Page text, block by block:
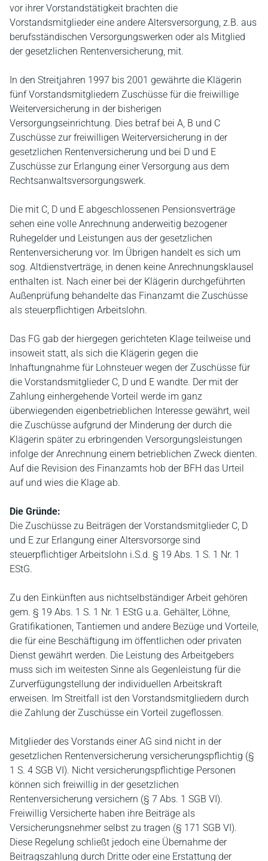
vor ihrer Vorstandstätigkeit brachten die
Vorstandsmitglieder eine andere Altersversorgung, z.B. aus
berufsständischen Versorgungswerken oder als Mitglied
der gesetzlichen Rentenversicherung, mit.
In den Streitjahren 1997 bis 2001 gewährte die Klägerin
fünf Vorstandsmitgliedern Zuschüsse für die freiwillige
Weiterversicherung in der bisherigen
Versorgungseinrichtung. Dies betraf bei A, B und C
Zuschüsse zur freiwilligen Weiterversicherung in der
gesetzlichen Rentenversicherung und bei D und E
Zuschüsse zur Erlangung einer Versorgung aus dem
Rechtsanwaltsversorgungswerk.
Die mit C, D und E abgeschlossenen Pensionsverträge
sehen eine volle Anrechnung anderweitig bezogener
Ruhegelder und Leistungen aus der gesetzlichen
Rentenversicherung vor. Im Übrigen handelt es sich um
sog. Altdienstverträge, in denen keine Anrechnungsklausel
enthalten ist. Nach einer bei der Klägerin durchgeführten
Außenprüfung behandelte das Finanzamt die Zuschüsse
als steuerpflichtigen Arbeitslohn.
Das FG gab der hiergegen gerichteten Klage teilweise und
insoweit statt, als sich die Klägerin gegen die
Inhaftungnahme für Lohnsteuer wegen der Zuschüsse für
die Vorstandsmitglieder C, D und E wandte. Der mit der
Zahlung einhergehende Vorteil werde im ganz
überwiegenden eigenbetrieblichen Interesse gewährt, weil
die Zuschüsse aufgrund der Minderung der durch die
Klägerin später zu erbringenden Versorgungsleistungen
infolge der Anrechnung einem betrieblichen Zweck dienten.
Auf die Revision des Finanzamts hob der BFH das Urteil
auf und wies die Klage ab.
Die Gründe:
Die Zuschüsse zu Beiträgen der Vorstandsmitglieder C, D
und E zur Erlangung einer Altersvorsorge sind
steuerpflichtiger Arbeitslohn i.S.d. § 19 Abs. 1 S. 1 Nr. 1
EStG.
Zu den Einkünften aus nichtselbständiger Arbeit gehören
gem. § 19 Abs. 1 S. 1 Nr. 1 EStG u.a. Gehälter, Löhne,
Gratifikationen, Tantiemen und andere Bezüge und Vorteile,
die für eine Beschäftigung im öffentlichen oder privaten
Dienst gewährt werden. Die Leistung des Arbeitgebers
muss sich im weitesten Sinne als Gegenleistung für die
Zurverfügungstellung der individuellen Arbeitskraft
erweisen. Im Streitfall ist den Vorstandsmitgliedern durch
die Zahlung der Zuschüsse ein Vorteil zugeflossen.
Mitglieder des Vorstands einer AG sind nicht in der
gesetzlichen Rentenversicherung versicherungspflichtig (§
1 S. 4 SGB VI). Nicht versicherungspflichtige Personen
können sich freiwillig in der gesetzlichen
Rentenversicherung versichern (§ 7 Abs. 1 SGB VI).
Freiwillig Versicherte haben ihre Beiträge als
Versicherungsnehmer selbst zu tragen (§ 171 SGB VI).
Diese Regelung schließt jedoch eine Übernahme der
Beitragszahlung durch Dritte oder eine Erstattung der